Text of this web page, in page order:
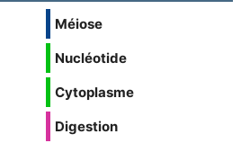
Méiose
Nucléotide
Cytoplasme
Digestion